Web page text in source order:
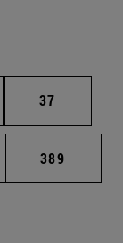
intermedias
Página
37
intermedias
Página
389